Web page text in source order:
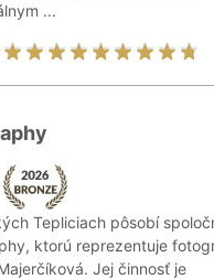
...
Tepliciach pôsobí
ktorú reprezentuje
Jej činnosť je